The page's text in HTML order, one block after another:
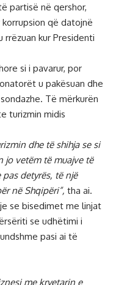
partisë në qershor,
që datojnë
kur Presidenti
si i pavarur, por
u pakësuan dhe
Të mërkurën
turizmin midis
dhe të shihja se si
jo vetëm të muajve të
detyrës, të një
në Shqipëri”, tha ai.
se bisedimet me linjat
se udhëtimi i
pasi ai të
me kryetarin e